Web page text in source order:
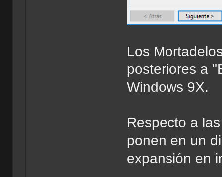
Los
posteriores a
Windows 9X.
Respecto a
ponen en un
expansión en